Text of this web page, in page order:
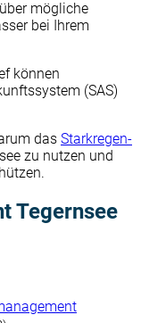
mögliche
bei Ihrem
können
(SAS)
das Starkregen-
zu nutzen und
Tegernsee